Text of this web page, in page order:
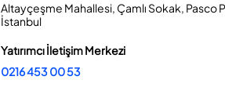
Altayçeşme Mahallesi, Çamlı Sokak, Pasco
İstanbul
Yatırımcı İletişim Merkezi
0216 453 00 53